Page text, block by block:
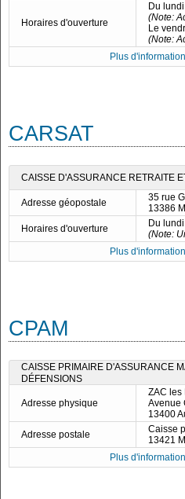
Horaires d'ouverture
Du
(Note:
Le
(Note:
Plus
CARSAT
CAISSE D'ASSURANCE RETRAITE
Adresse géopostale
35 rue
13386
Horaires d'ouverture
Du
(Note:
Plus
CPAM
CAISSE PRIMAIRE D'ASSURANCE
DÉFENSIONS
Adresse physique
ZAC les
Avenue
13400
Adresse postale
Caisse
13421
Plus